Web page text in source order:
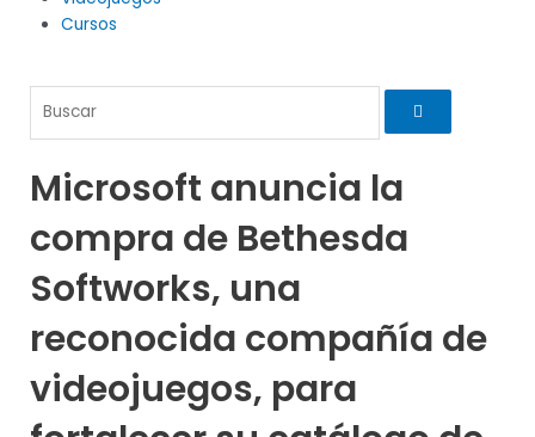
m
Cursos
Search
Microsoft anuncia la
compra de Bethesda
Softworks, una
reconocida compañía de
videojuegos, para